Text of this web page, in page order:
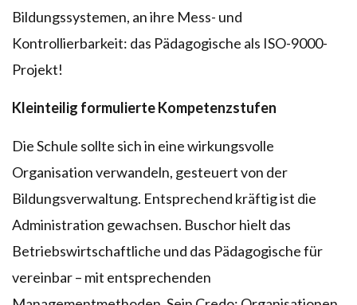
Bildungssystemen, an ihre Mess- und
Kontrollierbarkeit: das Pädagogische als ISO-9000-
Projekt!
Kleinteilig formulierte Kompetenzstufen
Die Schule sollte sich in eine wirkungsvolle
Organisation verwandeln, gesteuert von der
Bildungsverwaltung. Entsprechend kräftig ist die
Administration gewachsen. Buschor hielt das
Betriebswirtschaftliche und das Pädagogische für
vereinbar – mit entsprechenden